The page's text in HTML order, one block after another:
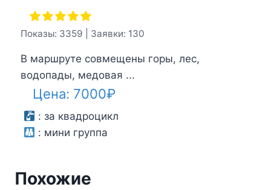
Показы: 3359 | Заявки: 130
В маршруте совмещены горы, лес,
водопады, медовая ...
Цена: 7000₽
: за квадроцикл
: мини группа
Похожие